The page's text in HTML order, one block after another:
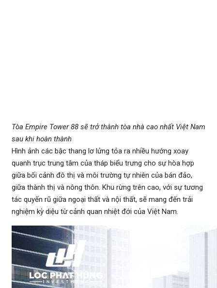
Tòa Empire Tower 88 sẽ trở thành tòa nhà cao nhất Việt Nam
sau khi hoàn thành
Hình ảnh các bậc thang lơ lửng tỏa ra nhiều hướng xoay
quanh trục trung tâm của tháp biểu trưng cho sự hòa hợp
giữa bối cảnh đô thị và môi trường tự nhiên của bán đảo,
giữa thành thị và nông thôn. Khu rừng trên cao, với sự tương
tác quyến rũ giữa ngoại thất và nội thất, sẽ mang đến trải
nghiệm kỳ diệu từ cảnh quan nhiệt đới của Việt Nam.